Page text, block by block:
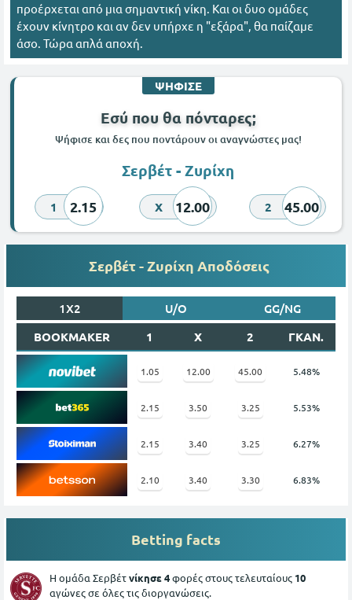
προέρχεται από μια σημαντική νίκη. Και οι δυο ομάδες
έχουν κίνητρο και αν δεν υπήρχε η "εξάρα", θα παίζαμε
άσο. Τώρα απλά αποχή.
ΨΗΦΙΣΕ
Εσύ που θα πόνταρες;
Ψήφισε και δες που ποντάρουν οι αναγνώστες μας!
Σερβέτ - Ζυρίχη
1 2.15 X 12.00 2 45.00
Σερβέτ - Ζυρίχη Αποδόσεις
1X2 U/O
GG/NG
BOOKMAKER
1 X 2 ΓΚΑΝ.
1.05 12.00 45.00 5.48%
2.15 3.50 3.25 5.53%
2.15 3.40 3.25 6.27%
2.10 3.40 3.30 6.83%
Betting facts
Η ομάδα Σερβέτνίκησε 4φορές στους τελευταίους 10
αγώνες σε όλες τις διοργανώσεις.